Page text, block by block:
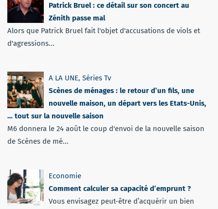
Patrick Bruel : ce détail sur son concert au
Zénith passe mal
Alors que Patrick Bruel fait l'objet d'accusations de viols et
d'agressions...
A LA UNE, Séries Tv
Scènes de ménages : le retour d’un fils, une
nouvelle maison, un départ vers les Etats-Unis,
… tout sur la nouvelle saison
M6 donnera le 24 août le coup d'envoi de la nouvelle saison
de Scènes de mé...
Economie
Comment calculer sa capacité d’emprunt ?
Vous envisagez peut-être d’acquérir un bien